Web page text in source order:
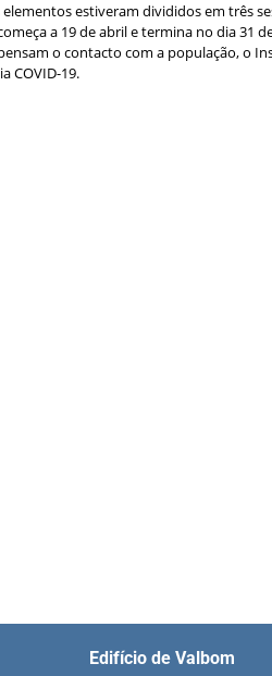
estiveram divididos em três
a 19 de abril e termina no dia 31
o contacto com a população, o
COVID-19.
Edifício de Valbom